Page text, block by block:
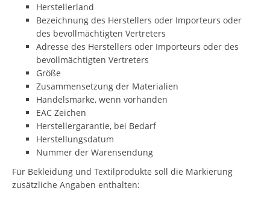
Herstellerland
Bezeichnung des Herstellers oder Importeurs oder
des bevollmächtigten Vertreters
Adresse des Herstellers oder Importeurs oder des
bevollmächtigten Vertreters
Größe
Zusammensetzung der Materialien
Handelsmarke, wenn vorhanden
EAC Zeichen
Herstellergarantie, bei Bedarf
Herstellungsdatum
Nummer der Warensendung
Für Bekleidung und Textilprodukte soll die Markierung
zusätzliche Angaben enthalten: